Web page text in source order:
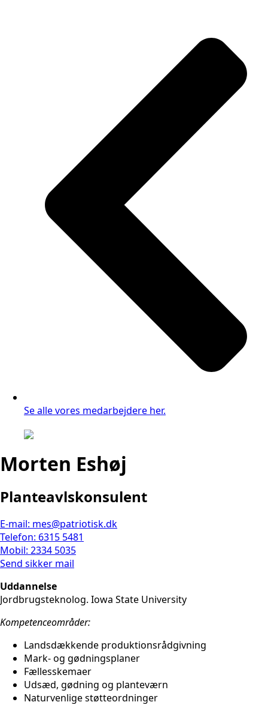
Se alle vores medarbejdere her.
Morten Eshøj
Planteavlskonsulent
E-mail: mes@patriotisk.dk
Telefon: 6315 5481
Mobil: 2334 5035
Send sikker mail
Uddannelse
Jordbrugsteknolog. Iowa State University
Kompetenceområder:
Landsdækkende produktionsrådgivning
Mark- og gødningsplaner
Fællesskemaer
Udsæd, gødning og planteværn
Naturvenlige støtteordninger